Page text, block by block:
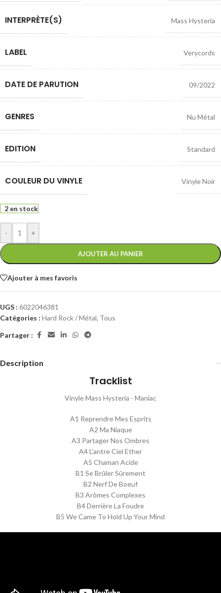
INTERPRÈTE(S) Mass Hysteria
LABEL Verycords
DATE DE PARUTION 09/2022
GENRES Nu Métal
EDITION Standard
COULEUR DU VINYLE Vinyle Noir
2 en stock
- +
AJOUTER AU PANIER
Ajouter à mes favoris
UGS : 6022046381
Catégories : Hard Rock / Métal, Tous
Partager :
Description
Tracklist
Vinyle Mass Hysteria - Maniac
A1 Reprendre Mes Esprits
A2 Ma Niaque
A3 Partager Nos Ombres
A4 L'antre Ciel Ether
A5 Chaman Acide
B1 Se Brûler Sûrement
B2 Nerf De Boeuf
B3 Arômes Complexes
B4 Derrière La Foudre
B5 We Came To Hold Up Your Mind